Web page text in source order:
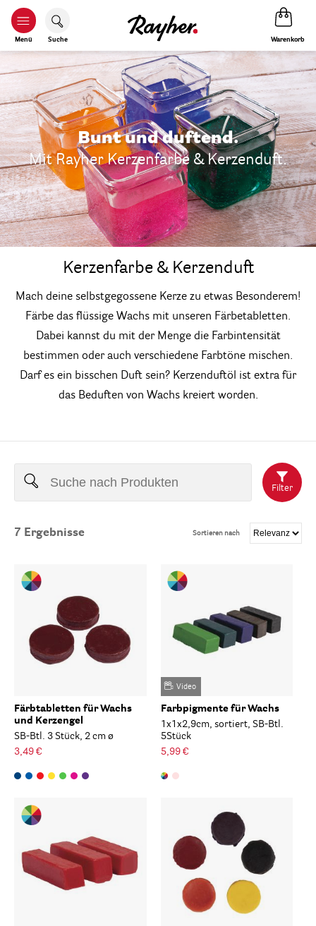
Menü Suche Warenkorb
Bunt und duftend.
Mit Rayher Kerzenfarbe & Kerzenduft.
Kerzenfarbe & Kerzenduft
Mach deine selbstgegossene Kerze zu etwas Besonderem!
Färbe das flüssige Wachs mit unseren Färbetabletten.
Dabei kannst du mit der Menge die Farbintensität
bestimmen oder auch verschiedene Farbtöne mischen.
Darf es ein bisschen Duft sein? Kerzenduftöl ist extra für
das Beduften von Wachs kreiert worden.
Filter
7 Ergebnisse Sortieren nach
Färbtabletten für Wachs
und Kerzengel
SB-Btl. 3 Stück, 2 cm ø
3,49 €
Video
Farbpigmente für Wachs
1x1x2,9cm, sortiert, SB-Btl.
5Stück
5,99 €